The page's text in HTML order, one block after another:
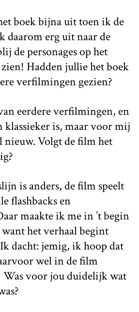
boek bijna uit toen ik de
daarom erg uit naar de
de personages op het
Hadden jullie het boek
verfilmingen gezien?
eerdere verfilmingen, en
klassieker is, maar voor mij
nieuw. Volgt de film het
is anders, de film speelt
flashbacks en
maakte ik me in ’t begin
het verhaal begint
dacht: jemig, ik hoop dat
wel in de film
Was voor jou duidelijk wat